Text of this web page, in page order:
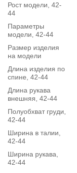
Рост модели, 42-
44
Параметры
модели, 42-44
Размер изделия
на модели
Длина изделия по
спине, 42-44
Длина рукава
внешняя, 42-44
Полуобхват груди,
42-44
Ширина в талии,
42-44
Ширина рукава,
42-44